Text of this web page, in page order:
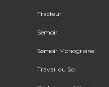
Tracteur
Semoir
Semoir Monograine
Travail du Sol